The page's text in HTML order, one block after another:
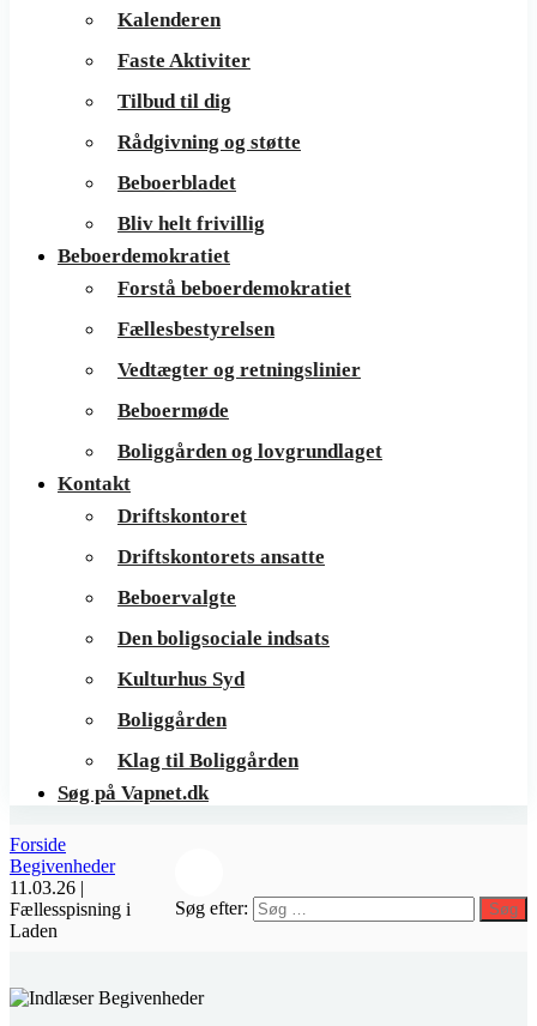
Kalenderen
Faste Aktiviter
Tilbud til dig
Rådgivning og støtte
Beboerbladet
Bliv helt frivillig
Beboerdemokratiet
Forstå beboerdemokratiet
Fællesbestyrelsen
Vedtægter og retningslinier
Beboermøde
Boliggården og lovgrundlaget
Kontakt
Driftskontoret
Driftskontorets ansatte
Beboervalgte
Den boligsociale indsats
Kulturhus Syd
Boliggården
Klag til Boliggården
Søg på Vapnet.dk
Søg efter: Søg
Forside
Begivenheder
11.03.26 |
Fællesspisning i
Laden